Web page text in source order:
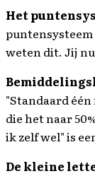
Het
puntensysteem
weten dit. Jij
"Standaard
die het naar
ik zelf wel" is
De kleine